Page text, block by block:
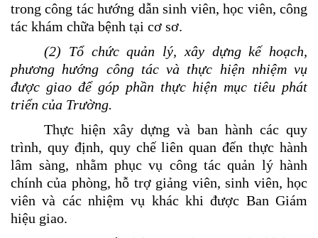
trong công tác hướng dẫn sinh viên, học viên, công
tác khám chữa bệnh tại cơ sơ.
(2) Tổ chức quản lý, xây dựng kế hoạch,
phương hướng công tác và thực hiện nhiệm vụ
được giao để góp phần thực hiện mục tiêu phát
triển của Trường.
Thực hiện xây dựng và ban hành các quy
trình, quy định, quy chế liên quan đến thực hành
lâm sàng, nhằm phục vụ công tác quản lý hành
chính của phòng, hỗ trợ giảng viên, sinh viên, học
viên và các nhiệm vụ khác khi được Ban Giám
hiệu giao.